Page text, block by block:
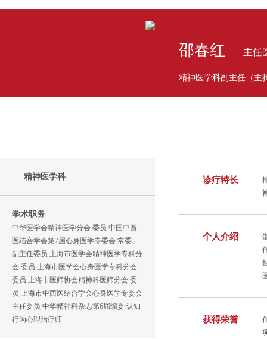
精神医学科
学术职务
中华医学会精神医学分会 委员 中国中西
医结合学会第7届心身医学专委会 常委、
副主任委员 上海市医学会精神医学专科分
会 委员 上海市医学会心身医学专科分会
委员 上海市医师协会精神科医师分会 委
员 上海市中西医结合学会心身医学专委会
主任委员 中华精神科杂志第6届编委 认知
行为心理治疗师
邵春红 主任
精神医学科副主任（
诊疗特长
个人介绍
获得荣誉